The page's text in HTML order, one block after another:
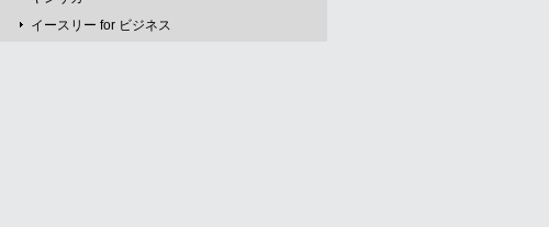
イースリー for ビジネス